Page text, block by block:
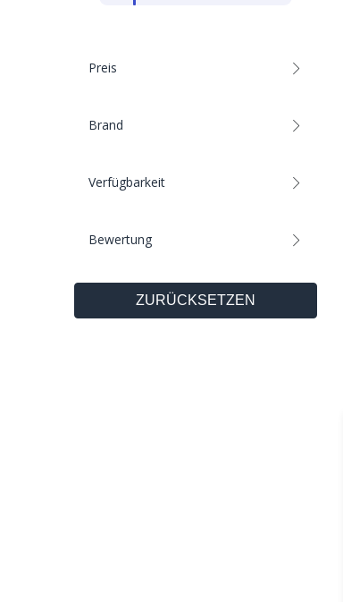
Preis
Brand
Verfügbarkeit
Bewertung
ZURÜCKSETZEN